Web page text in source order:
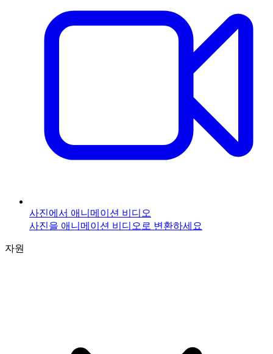
사진에서 애니메이션 비디오
사진을 애니메이션 비디오로 변환하세요
자원